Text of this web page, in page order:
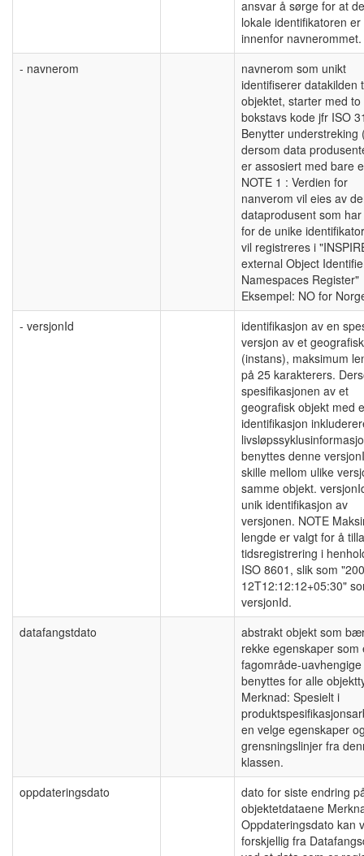
ansvar å sørge for at
lokale identifikatoren er
innenfor navnerommet.
- navnerom
navnerom som unikt
identifiserer datakilden
objektet, starter med to
bokstavs kode jfr ISO
Benytter understreking
dersom data
er assosiert med bare
NOTE 1 : Verdien for
nanverom vil eies av
dataprodusent som
for de unike
vil registreres i
external Object
Namespaces Register"
Eksempel: NO for
- versjonId
identifikasjon av en
versjon av et
(instans), maksimum
på 25 karakterers.
spesifikasjonen av et
geografisk objekt med
identifikasjon
benyttes denne
skille mellom ulike
samme objekt.
unik identifikasjon av
versjonen. NOTE
lengde er valgt for å
tidsregistrering i
ISO 8601, slik som
12T12:12:12+05:30"
versjonId.
datafangstdato
abstrakt objekt som
rekke egenskaper som
fagområde-
benyttes for alle
Merknad: Spesielt i
en velge egenskaper
grensningslinjer fra
klassen.
oppdateringsdato
dato for siste endring
objektetdataene
Oppdateringsdato kan
forskjellig fra